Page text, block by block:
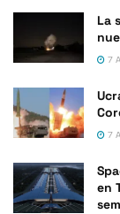
La
7
7
en